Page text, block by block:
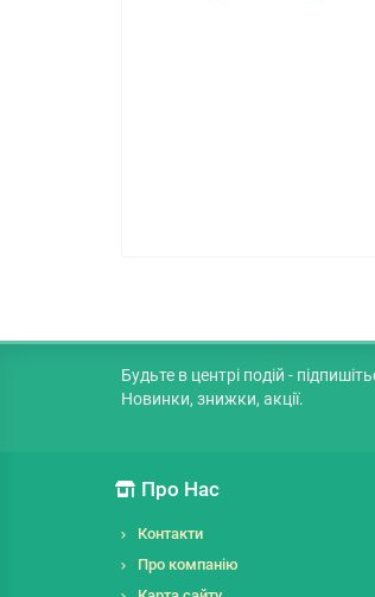
Будьте в центрі подій -
Новинки, знижки, акції.
Про Нас
Контакти
Про компанію